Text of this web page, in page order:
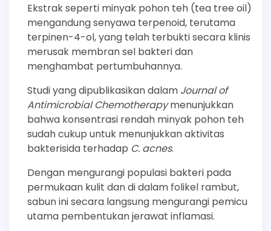
Ekstrak seperti minyak pohon teh (tea tree oil)
mengandung senyawa terpenoid, terutama
terpinen-4-ol, yang telah terbukti secara klinis
merusak membran sel bakteri dan
menghambat pertumbuhannya.
Studi yang dipublikasikan dalam Journal of
Antimicrobial Chemotherapymenunjukkan
bahwa konsentrasi rendah minyak pohon teh
sudah cukup untuk menunjukkan aktivitas
bakterisida terhadap C. acnes.
Dengan mengurangi populasi bakteri pada
permukaan kulit dan di dalam folikel rambut,
sabun ini secara langsung mengurangi pemicu
utama pembentukan jerawat inflamasi.